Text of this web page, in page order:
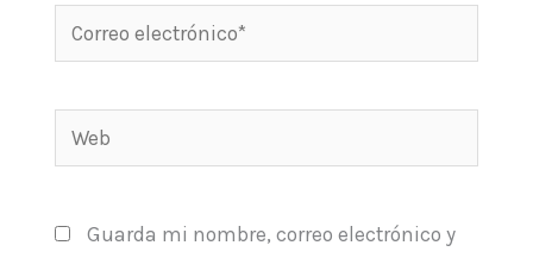
Correo
electrónico*
Web
Guarda mi nombre, correo electrónico y